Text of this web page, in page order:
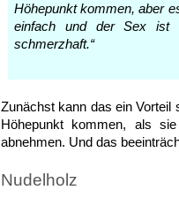
Höhepunkt kommen, aber
einfach und der Sex ist
schmerzhaft.“
Zunächst kann das ein Vorteil
Höhepunkt kommen, als
abnehmen. Und das
Nudelholz